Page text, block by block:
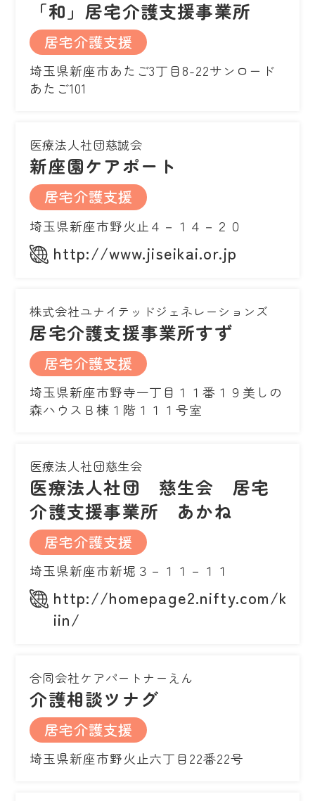
「和」居宅介護支援事業所
居宅介護支援
埼玉県新座市あたご3丁目8-22サンロード
あたご101
医療法人社団慈誠会
新座園ケアポート
居宅介護支援
埼玉県新座市野火止４－１４－２０
http://www.jiseikai.or.jp
株式会社ユナイテッドジェネレーションズ
居宅介護支援事業所すず
居宅介護支援
埼玉県新座市野寺一丁目１１番１９美しの
森ハウスＢ棟１階１１１号室
医療法人社団慈生会
医療法人社団 慈生会 居宅
介護支援事業所 あかね
居宅介護支援
埼玉県新座市新堀３－１１－１１
http://homepage2.nifty.com/
iin/
合同会社ケアパートナーえん
介護相談ツナグ
居宅介護支援
埼玉県新座市野火止六丁目22番22号